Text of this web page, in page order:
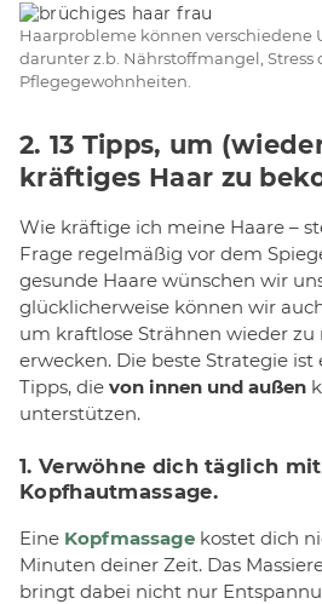
Haarprobleme können verschiedene
darunter z.b. Nährstoffmangel, Stress
Pflegegewohnheiten.
2. 13 Tipps, um
kräftiges Haar zu
Wie kräftige ich meine Haare –
Frage regelmäßig vor dem
gesunde Haare wünschen wir
glücklicherweise können wir
um kraftlose Strähnen wieder zu
erwecken. Die beste Strategie
Tipps, die von innen und außen
unterstützen.
1. Verwöhne dich täglich
Kopfhautmassage.
Eine Kopfmassage kostet dich
Minuten deiner Zeit. Das
bringt dabei nicht nur